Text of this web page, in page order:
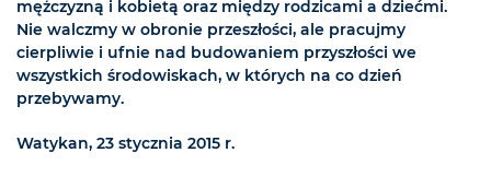
mężczyzną i kobietą oraz między rodzicami a dziećmi.
Nie walczmy w obronie przeszłości, ale pracujmy
cierpliwie i ufnie nad budowaniem przyszłości we
wszystkich środowiskach, w których na co dzień
przebywamy.
Watykan, 23 stycznia 2015 r.